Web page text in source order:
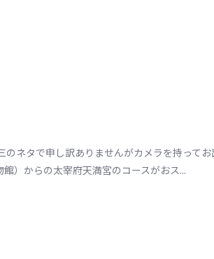
のネタで申し訳ありませんがカメラを持って
）からの太宰府天満宮のコースがおス...